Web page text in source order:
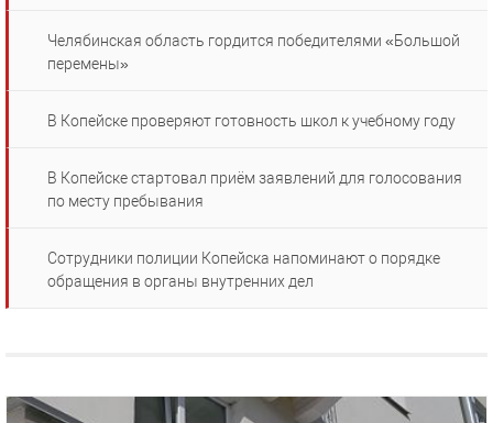
Челябинская область гордится победителями «Большой
перемены»
В Копейске проверяют готовность школ к учебному году
В Копейске стартовал приём заявлений для голосования
по месту пребывания
Сотрудники полиции Копейска напоминают о порядке
обращения в органы внутренних дел